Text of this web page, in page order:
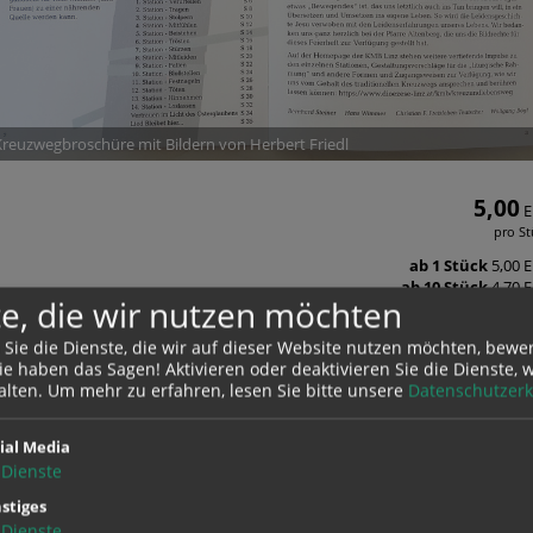
mit Bildern von Herbert Friedl
5,00
pro
ab 1 Stück 5,00
ab 10 Stück4,70
Stück
FÜR SIE
die wir nutzen möchten
Sie die Dienste, die wir auf dieser Website nutzen möchten,
haben das Sagen! Aktivieren oder deaktivieren Sie die Dienste,
Um mehr zu erfahren, lesen Sie bitte unsere
Media
Dienste